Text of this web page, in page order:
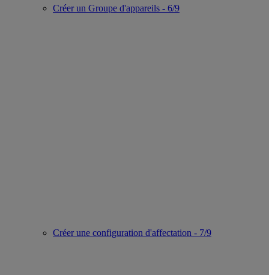
Créer un Groupe d'appareils - 6/9
Créer une configuration d'affectation - 7/9